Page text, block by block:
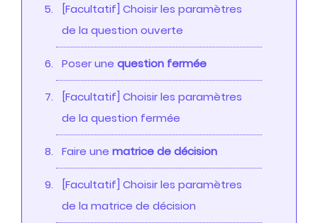
[Facultatif] Choisir les paramètres
de la question ouverte
Poser une question fermée
[Facultatif] Choisir les paramètres
de la question fermée
Faire une matrice de décision
[Facultatif] Choisir les paramètres
de la matrice de décision